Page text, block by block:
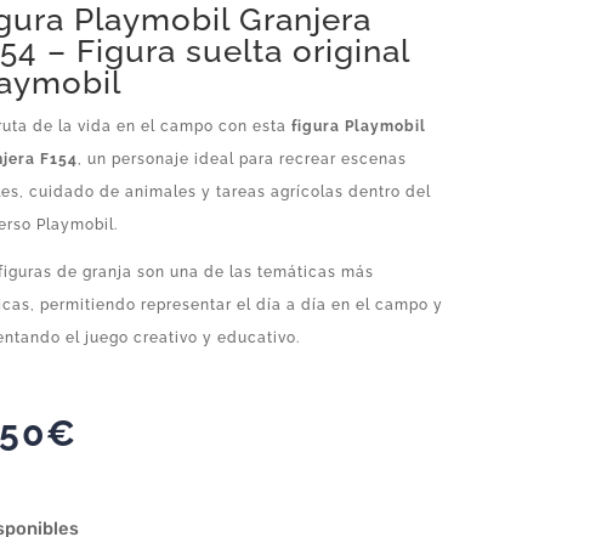
Playmobil Granjera
– Figura suelta original
de la vida en el campo con esta figura Playmobil
F154, un personaje ideal para recrear escenas
cuidado de animales y tareas agrícolas dentro del
Playmobil.
de granja son una de las temáticas más
permitiendo representar el día a día en el campo y
el juego creativo y educativo.
€